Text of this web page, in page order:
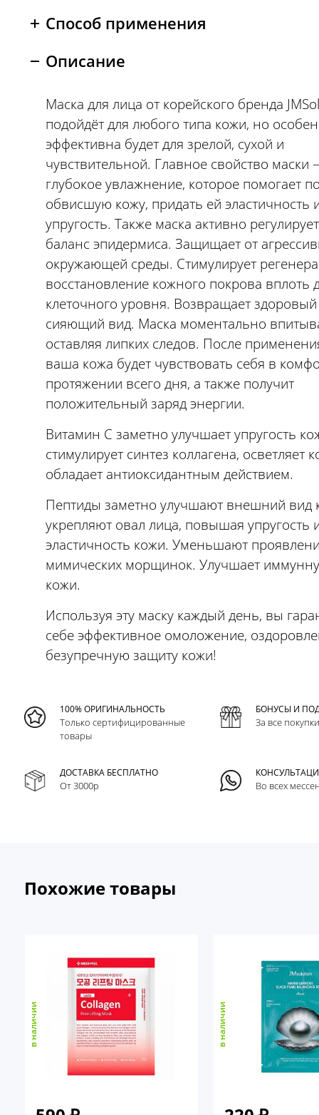
Способ применения
Описание
Маска для лица от корейского бренда
подойдёт для любого типа кожи, но
эффективна будет для зрелой, сухой и
чувствительной. Главное свойство маски
глубокое увлажнение, которое помогает
обвисшую кожу, придать ей эластичность
упругость. Также маска активно
баланс эпидермиса. Защищает от
окружающей среды. Стимулирует
восстановление кожного покрова вплоть
клеточного уровня. Возвращает
сияющий вид. Маска моментально
оставляя липких следов. После
ваша кожа будет чувствовать себя в
протяжении всего дня, а также получит
положительный заряд энергии.
Витамин C заметно улучшает упругость
стимулирует синтез коллагена, осветляет
обладает антиоксидантным действием.
Пептиды заметно улучшают внешний вид
укрепляют овал лица, повышая упругость
эластичность кожи. Уменьшают
мимических морщинок. Улучшает
кожи.
Используя эту маску каждый день, вы
себе эффективное омоложение,
безупречную защиту кожи!
100% ОРИГИНАЛЬНОСТЬ
Только сертифицированные
товары
БОНУСЫ И
За все
ДОСТАВКА БЕСПЛАТНО
От 3000р Во всех
Похожие товары
в наличии в наличии